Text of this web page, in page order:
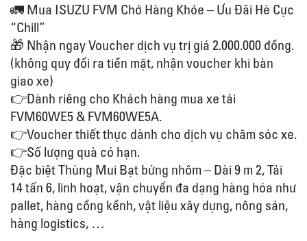
🚛 Mua ISUZU FVM Chở Hàng Khỏe – Ưu Đãi Hè Cực
“Chill”
🎁 Nhận ngay Voucher dịch vụ trị giá 2.000.000 đồng.
(không quy đổi ra tiền mặt, nhận voucher khi bàn
giao xe)
👉Dành riêng cho Khách hàng mua xe tải
FVM60WE5 & FVM60WE5A.
👉Voucher thiết thực dành cho dịch vụ chăm sóc xe.
👉Số lượng quà có hạn.
Đặc biệt Thùng Mui Bạt bửng nhôm – Dài 9 m 2, Tải
14 tấn 6, linh hoạt, vận chuyển đa dạng hàng hóa như
pallet, hàng cồng kềnh, vật liệu xây dựng, nông sản,
hàng logistics, …